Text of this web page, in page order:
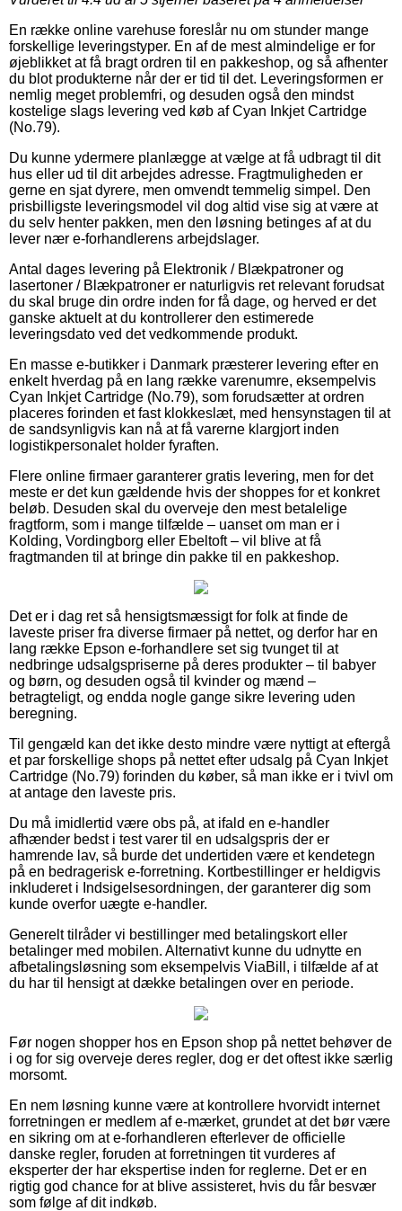
En række online varehuse foreslår nu om stunder mange
forskellige leveringstyper. En af de mest almindelige er for
øjeblikket at få bragt ordren til en pakkeshop, og så afhenter
du blot produkterne når der er tid til det. Leveringsformen er
nemlig meget problemfri, og desuden også den mindst
kostelige slags levering ved køb af Cyan Inkjet Cartridge
(No.79).
Du kunne ydermere planlægge at vælge at få udbragt til dit
hus eller ud til dit arbejdes adresse. Fragtmuligheden er
gerne en sjat dyrere, men omvendt temmelig simpel. Den
prisbilligste leveringsmodel vil dog altid vise sig at være at
du selv henter pakken, men den løsning betinges af at du
lever nær e-forhandlerens arbejdslager.
Antal dages levering på Elektronik / Blækpatroner og
lasertoner / Blækpatroner er naturligvis ret relevant forudsat
du skal bruge din ordre inden for få dage, og herved er det
ganske aktuelt at du kontrollerer den estimerede
leveringsdato ved det vedkommende produkt.
En masse e-butikker i Danmark præsterer levering efter en
enkelt hverdag på en lang række varenumre, eksempelvis
Cyan Inkjet Cartridge (No.79), som forudsætter at ordren
placeres forinden et fast klokkeslæt, med hensynstagen til at
de sandsynligvis kan nå at få varerne klargjort inden
logistikpersonalet holder fyraften.
Flere online firmaer garanterer gratis levering, men for det
meste er det kun gældende hvis der shoppes for et konkret
beløb. Desuden skal du overveje den mest betalelige
fragtform, som i mange tilfælde – uanset om man er i
Kolding, Vordingborg eller Ebeltoft – vil blive at få
fragtmanden til at bringe din pakke til en pakkeshop.
Det er i dag ret så hensigtsmæssigt for folk at finde de
laveste priser fra diverse firmaer på nettet, og derfor har en
lang række Epson e-forhandlere set sig tvunget til at
nedbringe udsalgspriserne på deres produkter – til babyer
og børn, og desuden også til kvinder og mænd –
betragteligt, og endda nogle gange sikre levering uden
beregning.
Til gengæld kan det ikke desto mindre være nyttigt at eftergå
et par forskellige shops på nettet efter udsalg på Cyan Inkjet
Cartridge (No.79) forinden du køber, så man ikke er i tvivl om
at antage den laveste pris.
Du må imidlertid være obs på, at ifald en e-handler
afhænder bedst i test varer til en udsalgspris der er
hamrende lav, så burde det undertiden være et kendetegn
på en bedragerisk e-forretning. Kortbestillinger er heldigvis
inkluderet i Indsigelsesordningen, der garanterer dig som
kunde overfor uægte e-handler.
Generelt tilråder vi bestillinger med betalingskort eller
betalinger med mobilen. Alternativt kunne du udnytte en
afbetalingsløsning som eksempelvis ViaBill, i tilfælde af at
du har til hensigt at dække betalingen over en periode.
Før nogen shopper hos en Epson shop på nettet behøver de
i og for sig overveje deres regler, dog er det oftest ikke særlig
morsomt.
En nem løsning kunne være at kontrollere hvorvidt internet
forretningen er medlem af e-mærket, grundet at det bør være
en sikring om at e-forhandleren efterlever de officielle
danske regler, foruden at forretningen tit vurderes af
eksperter der har ekspertise inden for reglerne. Det er en
rigtig god chance for at blive assisteret, hvis du får besvær
som følge af dit indkøb.